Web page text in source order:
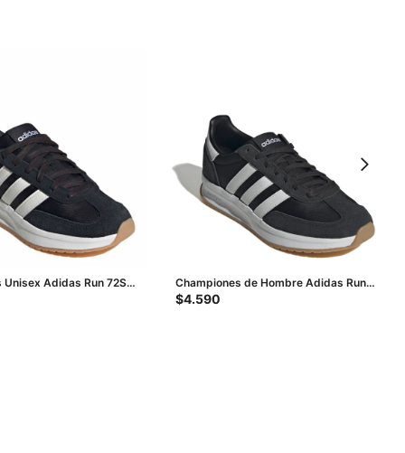
Unisex Adidas Run 72S
Championes de Hombre Adidas Run
72 - Negro - Blanco
$4.590